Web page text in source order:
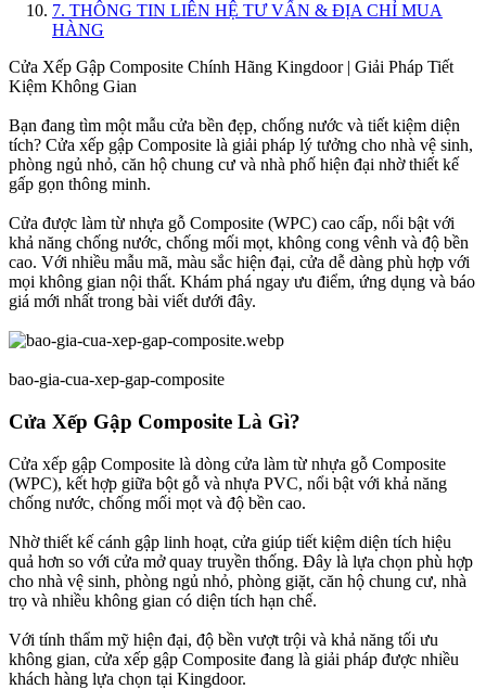
7. THÔNG TIN LIÊN HỆ TƯ VẤN & ĐỊA CHỈ MUA
HÀNG
Cửa Xếp Gập Composite Chính Hãng Kingdoor | Giải Pháp Tiết
Kiệm Không Gian
Bạn đang tìm một mẫu cửa bền đẹp, chống nước và tiết kiệm diện
tích? Cửa xếp gập Composite là giải pháp lý tưởng cho nhà vệ sinh,
phòng ngủ nhỏ, căn hộ chung cư và nhà phố hiện đại nhờ thiết kế
gấp gọn thông minh.
Cửa được làm từ nhựa gỗ Composite (WPC) cao cấp, nổi bật với
khả năng chống nước, chống mối mọt, không cong vênh và độ bền
cao. Với nhiều mẫu mã, màu sắc hiện đại, cửa dễ dàng phù hợp với
mọi không gian nội thất. Khám phá ngay ưu điểm, ứng dụng và báo
giá mới nhất trong bài viết dưới đây.
bao-gia-cua-xep-gap-composite
Cửa Xếp Gập Composite Là Gì?​
Cửa xếp gập Composite là dòng cửa làm từ nhựa gỗ Composite
(WPC), kết hợp giữa bột gỗ và nhựa PVC, nổi bật với khả năng
chống nước, chống mối mọt và độ bền cao.
Nhờ thiết kế cánh gập linh hoạt, cửa giúp tiết kiệm diện tích hiệu
quả hơn so với cửa mở quay truyền thống. Đây là lựa chọn phù hợp
cho nhà vệ sinh, phòng ngủ nhỏ, phòng giặt, căn hộ chung cư, nhà
trọ và nhiều không gian có diện tích hạn chế.
Với tính thẩm mỹ hiện đại, độ bền vượt trội và khả năng tối ưu
không gian, cửa xếp gập Composite đang là giải pháp được nhiều
khách hàng lựa chọn tại Kingdoor.